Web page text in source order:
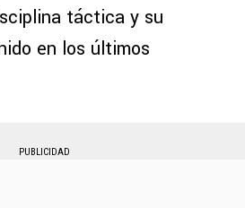
táctica y su
en los últimos
PUBLICIDAD